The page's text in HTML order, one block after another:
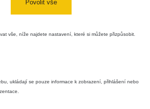
Povolit vše
vše, níže najdete nastavení, které si můžete přizpůsobit.
ukládají se pouze informace k zobrazení, přihlášení nebo